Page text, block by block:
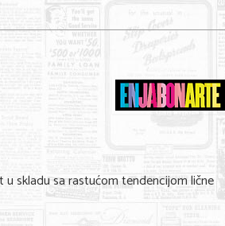
u skladu sa rastućom tendencijom lične